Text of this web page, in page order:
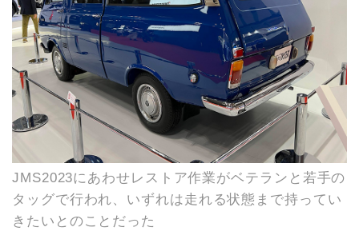
JMS2023にあわせレストア作業がベテランと若手の
タッグで行われ、いずれは走れる状態まで持ってい
きたいとのことだった